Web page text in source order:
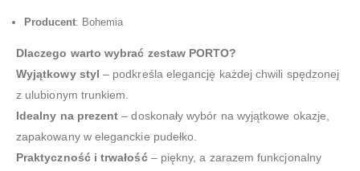
Producent: Bohemia
Dlaczego warto wybrać zestaw PORTO?
Wyjątkowy styl – podkreśla elegancję każdej chwili spędzonej
z ulubionym trunkiem.
Idealny na prezent – doskonały wybór na wyjątkowe okazje,
zapakowany w eleganckie pudełko.
Praktyczność i trwałość– piękny, a zarazem funkcjonalny